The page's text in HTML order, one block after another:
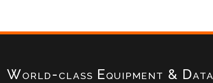
World-class Equipment & Data